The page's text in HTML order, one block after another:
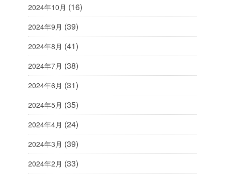
2024年10月 (16)
2024年9月 (39)
2024年8月 (41)
2024年7月 (38)
2024年6月 (31)
2024年5月 (35)
2024年4月 (24)
2024年3月 (39)
2024年2月 (33)